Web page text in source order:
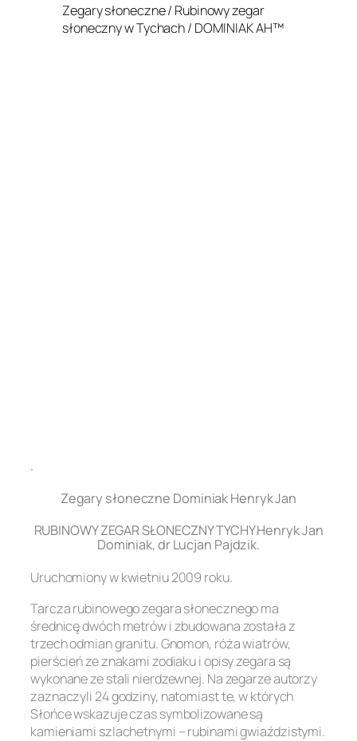
Zegary słoneczne / Rubinowy zegar
słoneczny w Tychach / DOMINIAK AH™
.
Zegary słoneczne Dominiak Henryk Jan
RUBINOWY ZEGAR SŁONECZNY TYCHY Henryk Jan
Dominiak, dr Lucjan Pajdzik.
Uruchomiony w kwietniu 2009 roku.
Tarcza rubinowego zegara słonecznego ma
średnicę dwóch metrów i zbudowana została z
trzech odmian granitu. Gnomon, róża wiatrów,
pierścień ze znakami zodiaku i opisy zegara są
wykonane ze stali nierdzewnej. Na zegarze autorzy
zaznaczyli 24 godziny, natomiast te, w których
Słońce wskazuje czas symbolizowane są
kamieniami szlachetnymi – rubinami gwiaździstymi.